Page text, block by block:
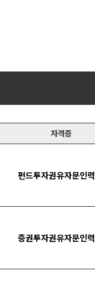
자격증
펀드투자권유자문인력
증권투자권유자문인력